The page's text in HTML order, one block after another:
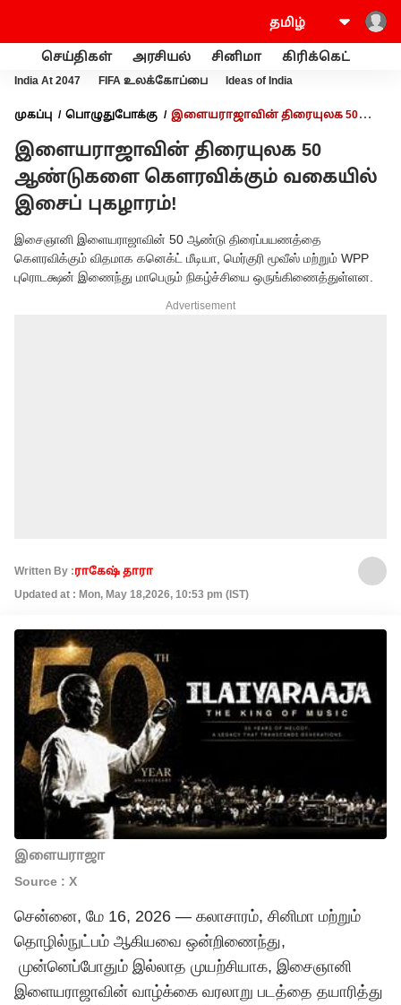
செய்திகள் அரசியல் சினிமா கிரிக்கெட்
India At 2047 FIFA உலக்கோப்பை Ideas of India
முகப்பு பொழுதுபோக்கு
இளையராஜாவின் திரையுலக 50
இளையராஜாவின் திரையுலக 50
ஆண்டுகளை கௌரவிக்கும் வகையில்
இசைப் புகழாரம்!
இசைஞானி இளையராஜாவின் 50 ஆண்டு திரைப்பயணத்தை
கெளரவிக்கும் விதமாக கனெக்ட் மீடியா, மெர்குரி மூவீஸ் மற்றும் WPP
புரொடக்ஷன் இணைந்து மாபெரும் நிகழ்ச்சியை ஒருங்கிணைத்துள்ளன.
Advertisement
Written By :ராகேஷ் தாரா
Updated at : Mon, May 18,2026, 10:53 pm (IST)
இளையராஜா
Source : X
சென்னை, மே 16, 2026 — கலாசாரம், சினிமா மற்றும்
தொழில்நுட்பம் ஆகியவை ஒன்றிணைந்து,
முன்னெப்போதும் இல்லாத முயற்சியாக, இசைஞானி
இளையராஜாவின் வாழ்க்கை வரலாறு படத்தை தயாரித்து